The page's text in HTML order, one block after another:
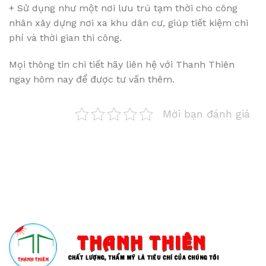
+ Sử dụng như một nơi lưu trú tạm thời cho công
nhân xây dựng nơi xa khu dân cư, giúp tiết kiệm chi
phí và thời gian thi công.
Mọi thông tin chi tiết hãy liên hệ với Thanh Thiên
ngay hôm nay để được tư vấn thêm.
Mời bạn đánh giá